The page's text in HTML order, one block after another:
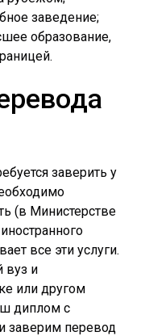
заведение;
образование,
заверить у
(в Министерстве
все эти услуги.
вуз и
или другом
диплом с
заверим перевод